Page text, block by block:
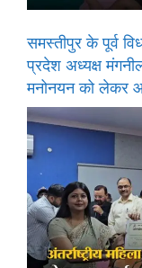
समस्तीपुर के पूर्व
प्रदेश अध्यक्ष
मनोनयन को लेकर